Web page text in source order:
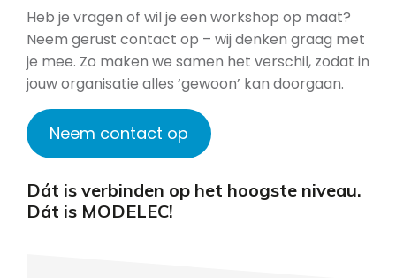
Heb je vragen of wil je een workshop op maat?
Neem gerust contact op – wij denken graag met
je mee. Zo maken we samen het verschil, zodat in
jouw organisatie alles ‘gewoon’ kan doorgaan.
Neem contact op
Dát is verbinden op het hoogste niveau.
Dát is MODELEC!